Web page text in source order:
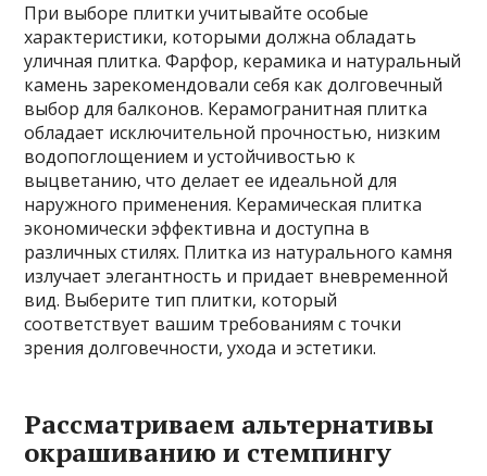
При выборе плитки учитывайте особые
характеристики, которыми должна обладать
уличная плитка. Фарфор, керамика и натуральный
камень зарекомендовали себя как долговечный
выбор для балконов. Керамогранитная плитка
обладает исключительной прочностью, низким
водопоглощением и устойчивостью к
выцветанию, что делает ее идеальной для
наружного применения. Керамическая плитка
экономически эффективна и доступна в
различных стилях. Плитка из натурального камня
излучает элегантность и придает вневременной
вид. Выберите тип плитки, который
соответствует вашим требованиям с точки
зрения долговечности, ухода и эстетики.
Рассматриваем альтернативы
окрашиванию и стемпингу